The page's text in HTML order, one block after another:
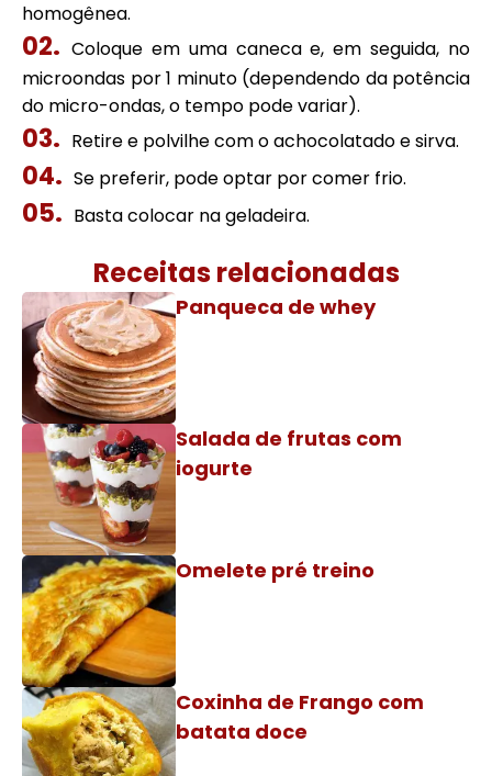
homogênea.
Coloque em uma caneca e, em seguida, no
microondas por 1 minuto (dependendo da potência
do micro-ondas, o tempo pode variar).
Retire e polvilhe com o achocolatado e sirva.
Se preferir, pode optar por comer frio.
Basta colocar na geladeira.
Receitas relacionadas
Panqueca de whey
Salada de frutas com
iogurte
Omelete pré treino
Coxinha de Frango com
batata doce